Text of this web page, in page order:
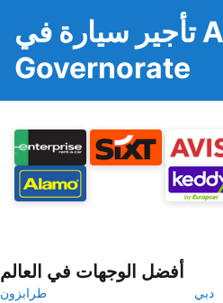
تأجير سيارة في Amman
Governorate
أفضل الوجهات في العالم
طرابزون
دبي